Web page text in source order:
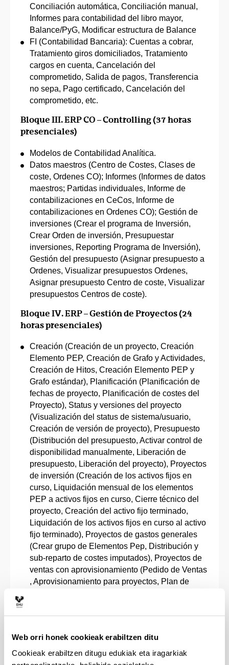
Web orri honek cookieak erabiltzen ditu
Cookieak erabiltzen ditugu edukiak eta iragarkiak
Conciliación automática, Conciliación manual,
Informes para contabilidad del libro mayor,
Balance/PyG, Modificar estructura de Balance
FI (Contabilidad Bancaria): Cuentas a cobrar,
Tratamiento giros domiciliados, Tratamiento
cargos en cuenta, Cancelación del
comprometido, Salida de pagos, Transferencia
no sepa, Pago certificado, Cancelación del
comprometido, etc.
Bloque III. ERP CO – Controlling (37 horas
presenciales)
Modelos de Contabilidad Analítica.
Datos maestros (Centro de Costes, Clases de
coste, Ordenes CO); Informes (Informes de datos
maestros; Partidas individuales, Informe de
contabilizaciones en CeCos, Informe de
contabilizaciones en Ordenes CO); Gestión de
inversiones (Crear el programa de Inversión,
Crear Orden de inversión, Presupuestar
inversiones, Reporting Programa de Inversión),
Gestión del presupuesto (Asignar presupuesto a
Ordenes, Visualizar presupuestos Ordenes,
Asignar presupuesto Centro de coste, Visualizar
presupuestos Centros de coste).
Bloque IV. ERP – Gestión de Proyectos (24
horas presenciales)
Creación (Creación de un proyecto, Creación
Elemento PEP, Creación de Grafo y Actividades,
Creación de Hitos, Creación Elemento PEP y
Grafo estándar), Planificación (Planificación de
fechas de proyecto, Planificación de costes del
Proyecto), Status y versiones del proyecto
(Visualización del status de sistema/usuario,
Creación de versión de proyecto), Presupuesto
(Distribución del presupuesto, Activar control de
disponibilidad manualmente, Liberación de
presupuesto, Liberación del proyecto), Proyectos
de inversión (Creación de los activos fijos en
curso, Liquidación mensual de los elementos
PEP a activos fijos en curso, Cierre técnico del
proyecto, Creación del activo fijo terminado,
Liquidación de los activos fijos en curso al activo
fijo terminado), Proyectos de gastos generales
(Crear grupo de Elementos Pep, Distribución y
sub-reparto de costes imputados), Proyectos de
ventas con aprovisionamiento (Pedido de Ventas
, Aprovisionamiento para proyectos, Plan de
Introducción, Estructura organizativa MM